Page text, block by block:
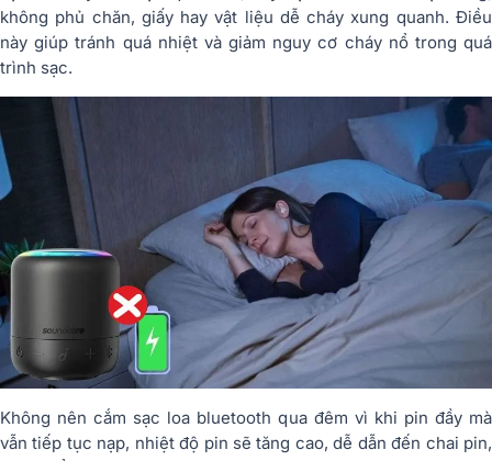
không phủ chăn, giấy hay vật liệu dễ cháy xung quanh. Điều
này giúp tránh quá nhiệt và giảm nguy cơ cháy nổ trong quá
trình sạc.
Không nên cắm sạc loa bluetooth qua đêm vì khi pin đầy mà
vẫn tiếp tục nạp, nhiệt độ pin sẽ tăng cao, dễ dẫn đến chai pin,